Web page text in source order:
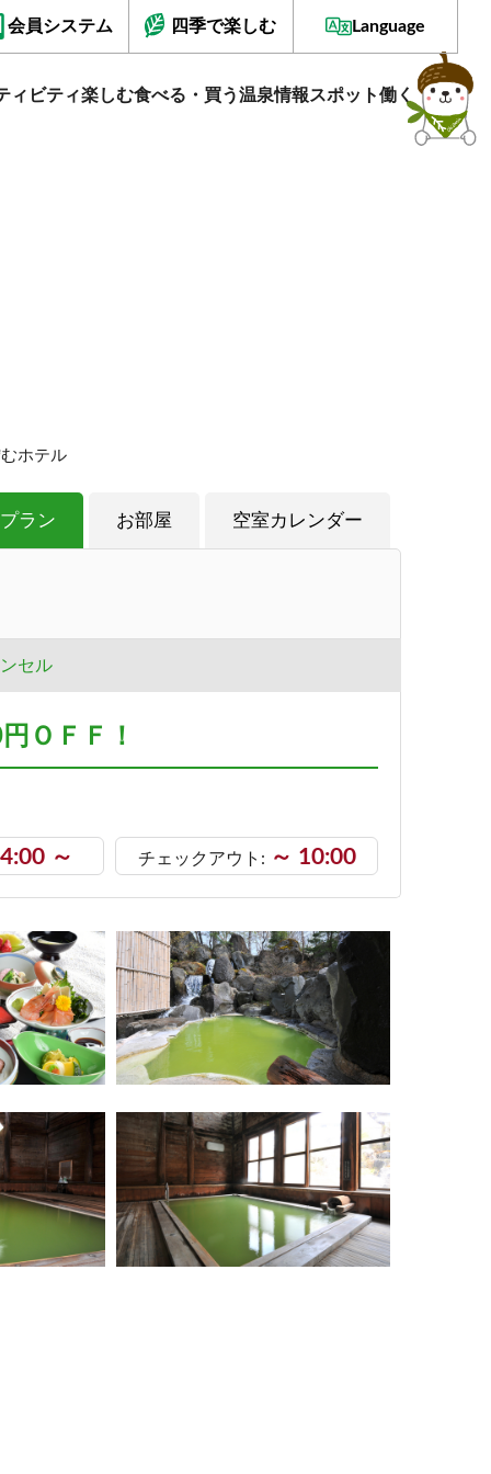
会員システム 四季で楽しむ Language
ィビティ楽しむ食べる・買う温泉情報スポット働く
ホテル
ラン お部屋 空室カレンダー
セル
ＯＦＦ！
～ チェックアウト: ～ 10:00